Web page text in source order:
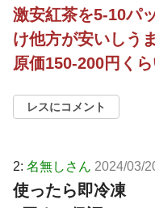
激安紅茶を5-10パ
け他方が安いしう
原価150-200円く
レスにコメント
2: 名無しさん 2024/03/
使ったら即冷凍